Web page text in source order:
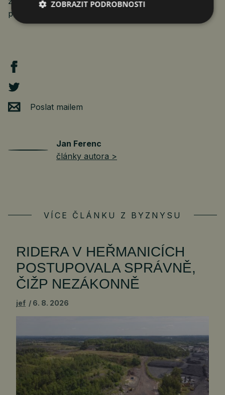
prodejen, což je největší síť v ČR.
Poslat mailem
Jan Ferenc
články autora >
VÍCE ČLÁNKU Z BYZNYSU
RIDERA V HEŘMANICÍCH
POSTUPOVALA SPRÁVNĚ,
ČIŽP NEZÁKONNĚ
jef 6. 8. 2026
ZOBRAZIT PODROBNOSTI